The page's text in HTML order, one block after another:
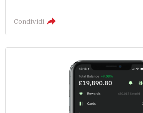
Condividi